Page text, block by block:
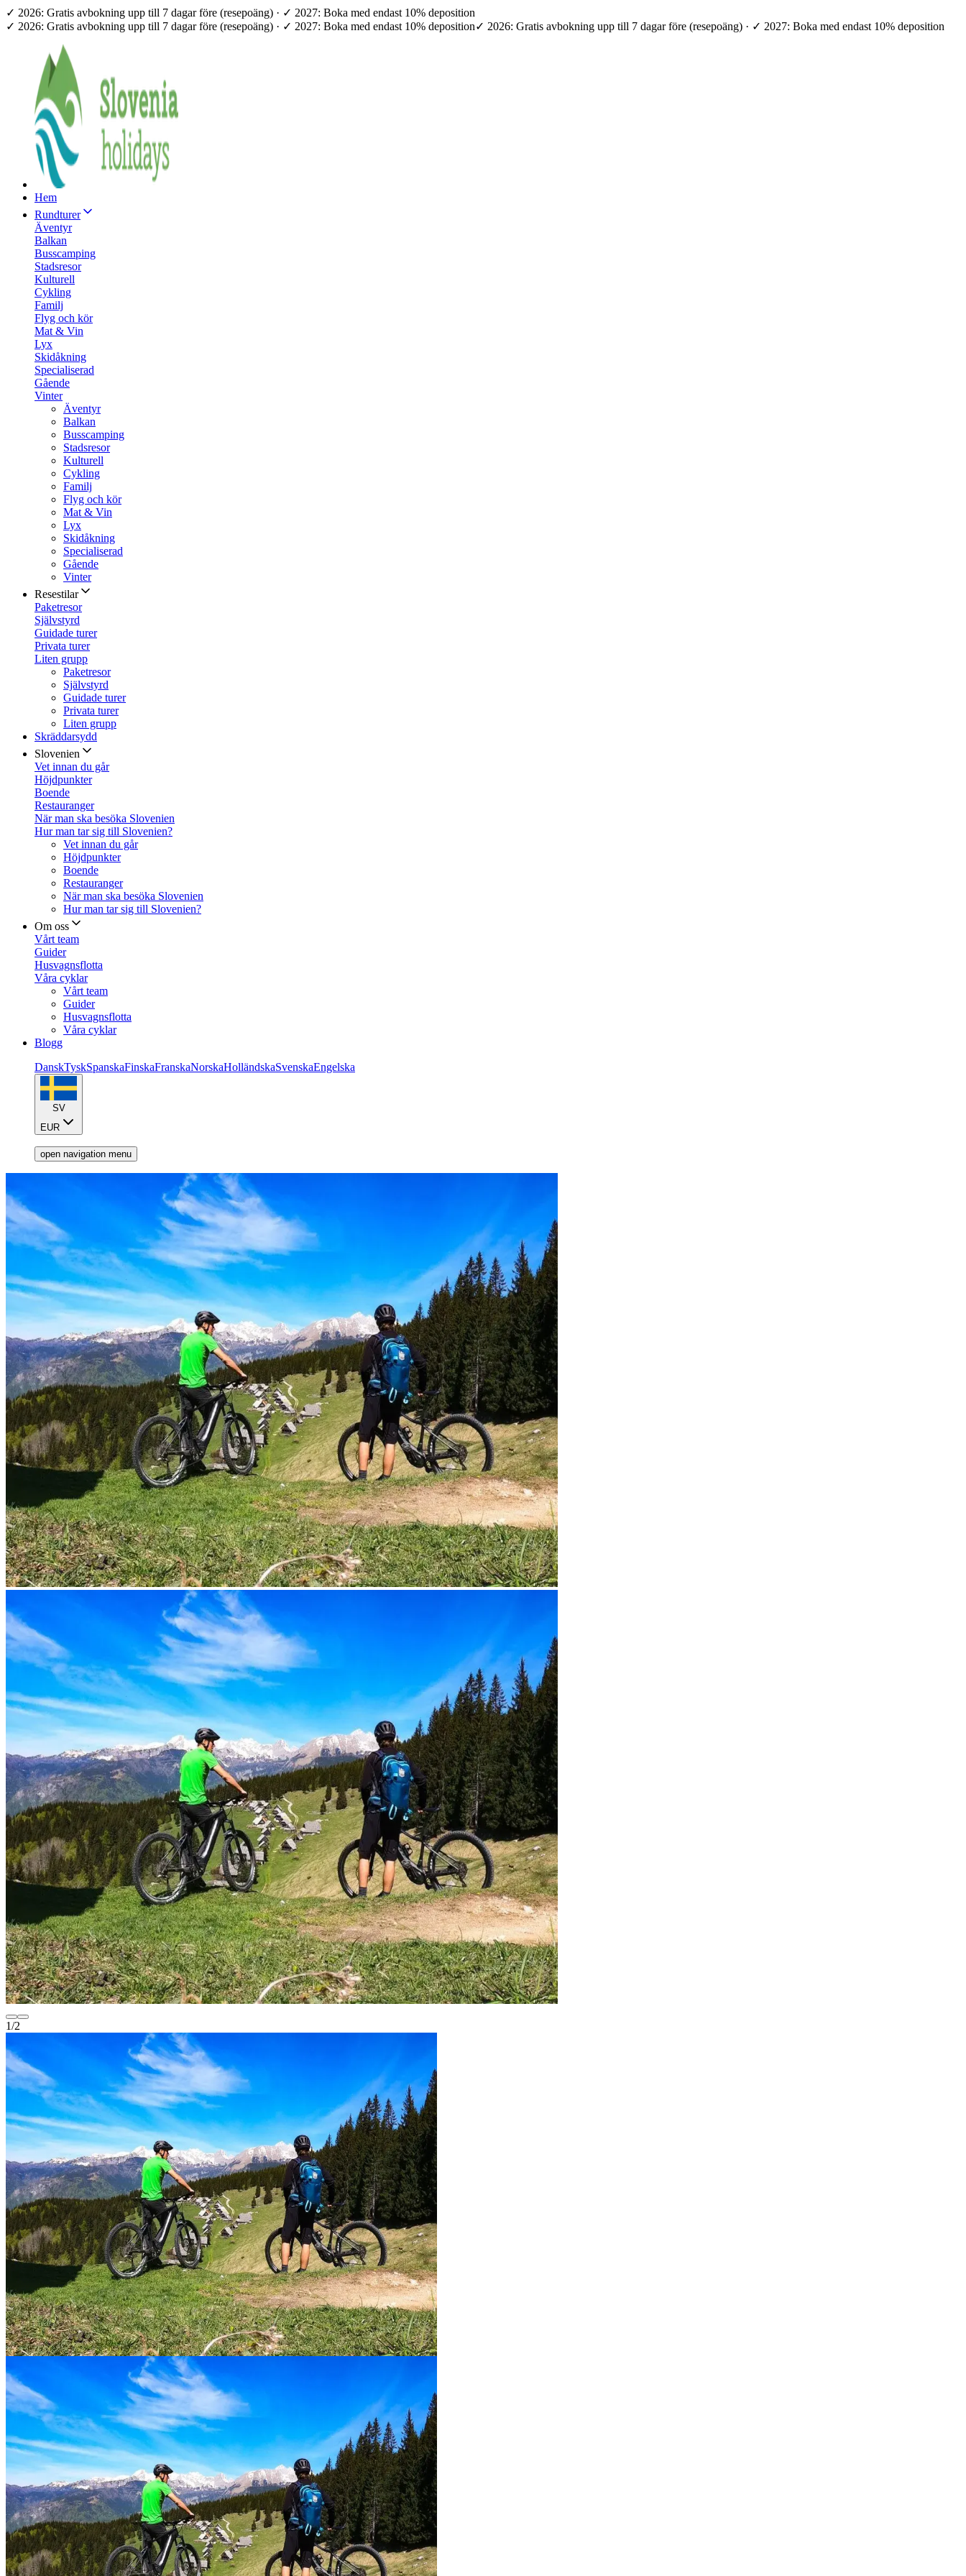
✓ 2026: Gratis avbokning upp till 7 dagar före (resepoäng) · ✓ 2027: Boka med endast 10% deposition
✓ 2026: Gratis avbokning upp till 7 dagar före (resepoäng) · ✓ 2027: Boka med endast 10% deposition✓ 2026: Gratis avbokning upp till 7 dagar före (resepoäng) · ✓ 2027: Boka med endast 10% deposition
Hem
Rundturer
Äventyr
Balkan
Busscamping
Stadsresor
Kulturell
Cykling
Familj
Flyg och kör
Mat & Vin
Lyx
Skidåkning
Specialiserad
Gående
Vinter
Äventyr
Balkan
Busscamping
Stadsresor
Kulturell
Cykling
Familj
Flyg och kör
Mat & Vin
Lyx
Skidåkning
Specialiserad
Gående
Vinter
Resestilar
Paketresor
Självstyrd
Guidade turer
Privata turer
Liten grupp
Paketresor
Självstyrd
Guidade turer
Privata turer
Liten grupp
Skräddarsydd
Slovenien
Vet innan du går
Höjdpunkter
Boende
Restauranger
När man ska besöka Slovenien
Hur man tar sig till Slovenien?
Vet innan du går
Höjdpunkter
Boende
Restauranger
När man ska besöka Slovenien
Hur man tar sig till Slovenien?
Om oss
Vårt team
Guider
Husvagnsflotta
Våra cyklar
Vårt team
Guider
Husvagnsflotta
Våra cyklar
Blogg
DanskTyskSpanskaFinskaFranskaNorskaHolländskaSvenskaEngelska
SV
EUR
open navigation menu
1/2